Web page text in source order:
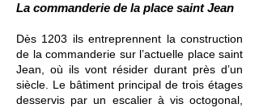
La commanderie de la place saint Jean
Dès 1203 ils entreprennent la construction
de la commanderie sur l’actuelle place saint
Jean, où ils vont résider durant près d’un
siècle. Le bâtiment principal de trois étages
desservis par un escalier à vis octogonal,